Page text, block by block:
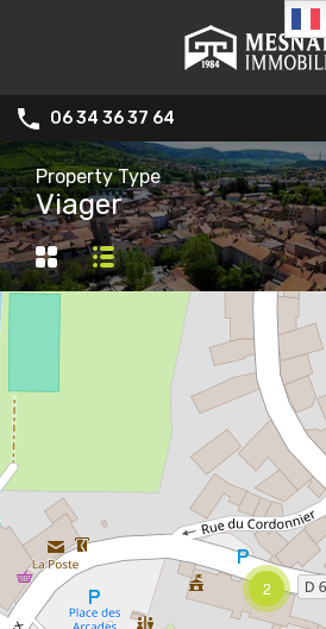
06 34 36 37 64
Property Type
Viager
2